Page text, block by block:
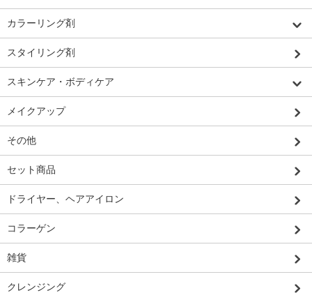
カラーリング剤
スタイリング剤
スキンケア・ボディケア
メイクアップ
その他
セット商品
ドライヤー、ヘアアイロン
コラーゲン
雑貨
クレンジング